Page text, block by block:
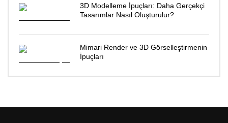
3D Modelleme İpuçları: Daha Gerçekçi
Tasarımlar Nasıl Oluşturulur?
Mimari Render ve 3D Görselleştirmenin
İpuçları